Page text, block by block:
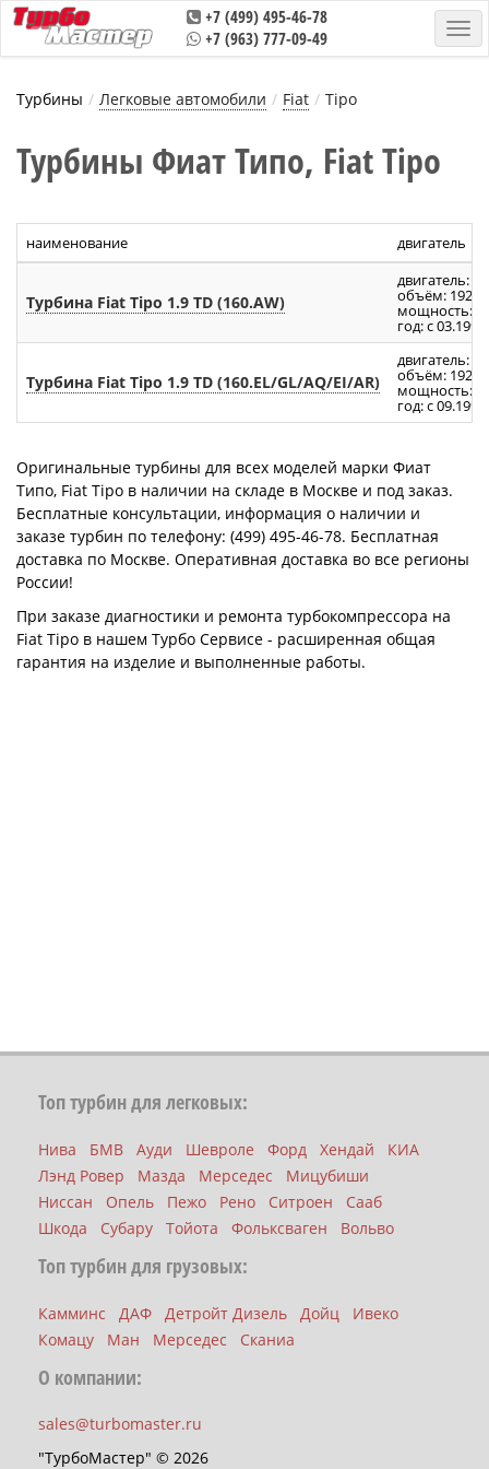
+7 (499) 495-46-78
+7 (963) 777-09-49
Турбины Легковые автомобили Fiat Tipo
Турбины Фиат Типо, Fiat Tipo
наименование двигатель
Турбина Fiat Tipo 1.9 TD (160.AW)
двигатель:
объём: 1929
мощность:
год: с
Турбина Fiat Tipo 1.9 TD (160.EL/GL/AQ/EI/AR)
двигатель:
объём: 1929
мощность:
год: с
Оригинальные турбины для всех моделей марки Фиат
Типо, Fiat Tipo в наличии на складе в Москве и под заказ.
Бесплатные консультации, информация о наличии и
заказе турбин по телефону: (499) 495-46-78. Бесплатная
доставка по Москве. Оперативная доставка во все регионы
России!
При заказе диагностики и ремонта турбокомпрессора на
Fiat Tipo в нашем Турбо Сервисе - расширенная общая
гарантия на изделие и выполненные работы.
Топ турбин для легковых:
Нива БМВ Ауди Шевроле Форд Хендай
КИА
Лэнд Ровер
Мазда Мерседес
Мицубиши
Ниссан
Опель Пежо Рено Ситроен
Сааб
Шкода
Субару Тойота Фольксваген Вольво
Топ турбин для грузовых:
Камминс ДАФ Детройт Дизель Дойц
Ивеко
Комацу
Ман Мерседес Сканиа
О компании:
sales@turbomaster.ru
"ТурбоМастер" © 2026